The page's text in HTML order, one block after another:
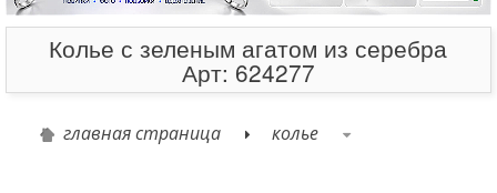
Колье с зеленым агатом из серебра
Арт: 624277
главная страница колье